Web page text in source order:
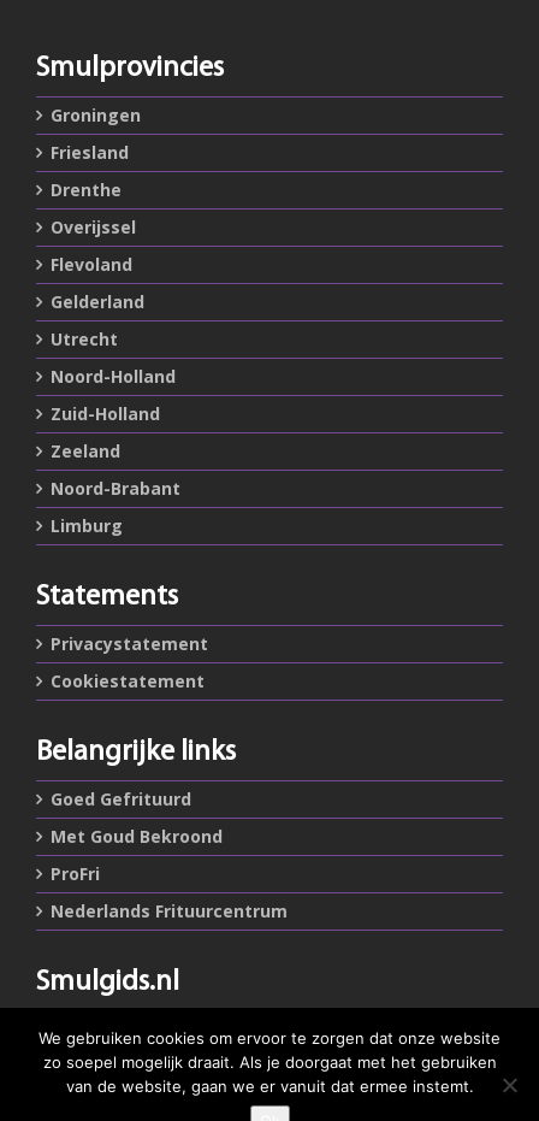
Smulprovincies
Groningen
Friesland
Drenthe
Overijssel
Flevoland
Gelderland
Utrecht
Noord-Holland
Zuid-Holland
Zeeland
Noord-Brabant
Limburg
Statements
Privacystatement
Cookiestatement
Belangrijke links
Goed Gefrituurd
Met Goud Bekroond
ProFri
Nederlands Frituurcentrum
Smulgids.nl
Blaarthemseweg 72
5502 JW Veldhoven
We gebruiken cookies om ervoor te zorgen dat onze website
zo soepel mogelijk draait. Als je doorgaat met het gebruiken
van de website, gaan we er vanuit dat ermee instemt.